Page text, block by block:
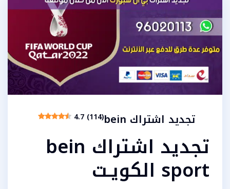
تجديد اشتراك bein 4.7 (114)
تجديد اشتراك bein
sport الكويـت